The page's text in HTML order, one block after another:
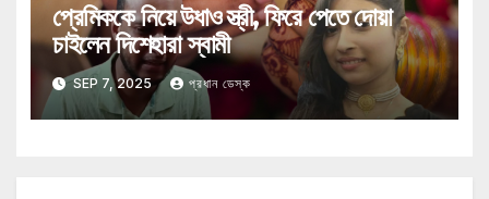
প্রেমিককে নিয়ে উধাও স্ত্রী, ফিরে পেতে দোয়া
চাইলেন দিশেহারা স্বামী
SEP 7, 2025 প্রধান ডেস্ক